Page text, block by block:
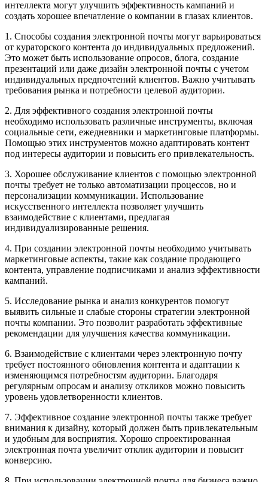
интеллекта могут улучшить эффективность кампаний и
создать хорошее впечатление о компании в глазах клиентов.
1. Способы создания электронной почты могут варьироваться
от кураторского контента до индивидуальных предложений.
Это может быть использование опросов, блога, создание
презентаций или даже дизайн электронной почты с учетом
индивидуальных предпочтений клиентов. Важно учитывать
требования рынка и потребности целевой аудитории.
2. Для эффективного создания электронной почты
необходимо использовать различные инструменты, включая
социальные сети, ежедневники и маркетинговые платформы.
Помощью этих инструментов можно адаптировать контент
под интересы аудитории и повысить его привлекательность.
3. Хорошее обслуживание клиентов с помощью электронной
почты требует не только автоматизации процессов, но и
персонализации коммуникации. Использование
искусственного интеллекта позволяет улучшить
взаимодействие с клиентами, предлагая
индивидуализированные решения.
4. При создании электронной почты необходимо учитывать
маркетинговые аспекты, такие как создание продающего
контента, управление подписчиками и анализ эффективности
кампаний.
5. Исследование рынка и анализ конкурентов помогут
выявить сильные и слабые стороны стратегии электронной
почты компании. Это позволит разработать эффективные
рекомендации для улучшения качества коммуникации.
6. Взаимодействие с клиентами через электронную почту
требует постоянного обновления контента и адаптации к
изменяющимся потребностям аудитории. Благодаря
регулярным опросам и анализу откликов можно повысить
уровень удовлетворенности клиентов.
7. Эффективное создание электронной почты также требует
внимания к дизайну, который должен быть привлекательным
и удобным для восприятия. Хорошо спроектированная
электронная почта увеличит отклик аудитории и повысит
конверсию.